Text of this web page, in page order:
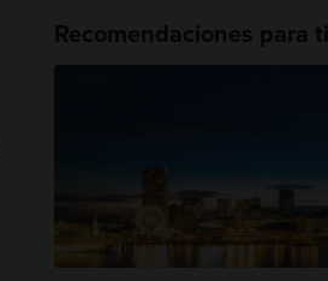
Recomendaciones para ti